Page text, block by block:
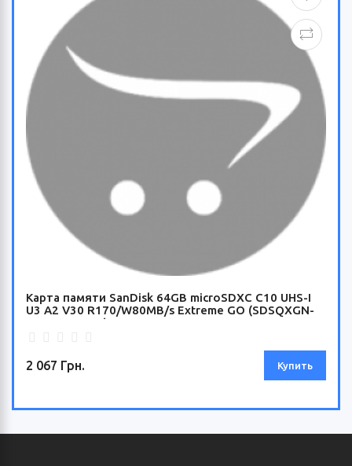
Карта памяти SanDisk 64GB microSDXC C10 UHS-I
U3 A2 V30 R170/W80MB/s Extreme GO (SDSQXGN-
064G-GN6MN)
2 067 Грн. Купить